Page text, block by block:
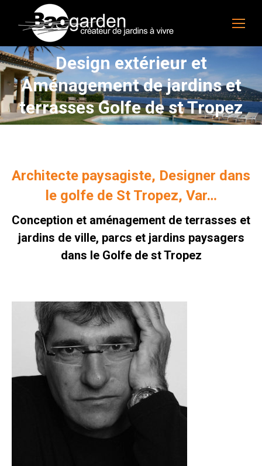
Design extérieur et
Aménagement de jardins et
terrasses Golfe de st Tropez
Vous êtes ici :
Architecte paysagiste, Designer dans
le golfe de St Tropez, Var…
Conception et aménagement de terrasses et
jardins de ville, parcs et jardins paysagers
dans le Golfe de st Tropez